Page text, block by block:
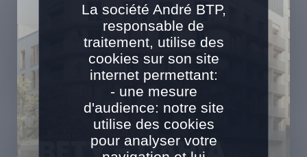
La société André BTP,
responsable de
traitement, utilise des
cookies sur son site
internet permettant:
- une mesure
d'audience: notre site
utilise des cookies
pour analyser votre